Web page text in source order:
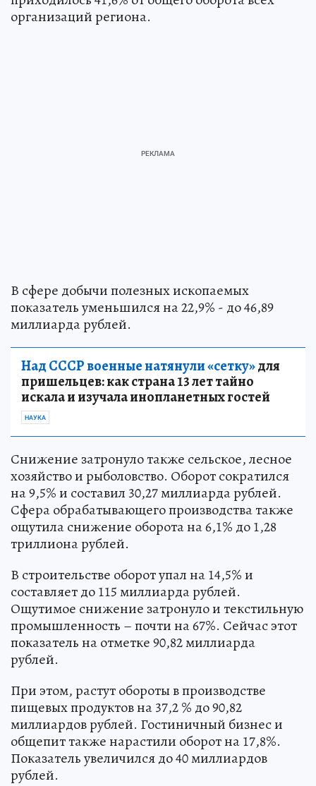
организаций региона.
В сфере добычи полезных ископаемых
показатель уменьшился на 22,9% - до 46,89
миллиарда рублей.
Над СССР военные натянули «сетку»для
пришельцев: как страна 13 лет тайно
искала и изучала инопланетных гостей
НАУКА
Снижение затронуло также сельское, лесное
хозяйство и рыболовство. Оборот сократился
на 9,5% и составил 30,27 миллиарда рублей.
Сфера обрабатывающего производства также
ощутила снижение оборота на 6,1% до 1,28
триллиона рублей.
В строительстве оборот упал на 14,5% и
составляет до 115 миллиарда рублей.
Ощутимое снижение затронуло и текстильную
промышленность – почти на 67%. Сейчас этот
показатель на отметке 90,82 миллиарда
рублей.
При этом, растут обороты в производстве
пищевых продуктов на 37,2 % до 90,82
миллиардов рублей. Гостиничный бизнес и
общепит также нарастили оборот на 17,8%.
Показатель увеличился до 40 миллиардов
рублей.